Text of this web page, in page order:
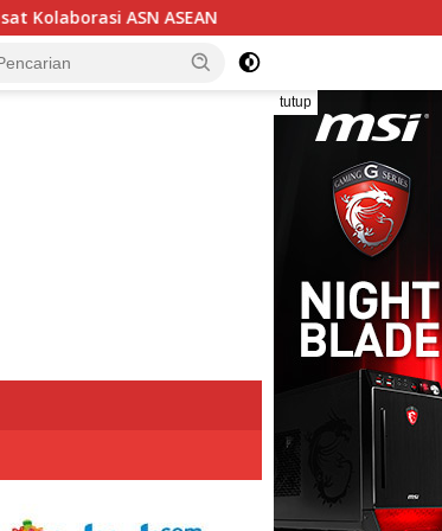
Ketua DPC BPPKB Banten HDS Serahkan
tutup